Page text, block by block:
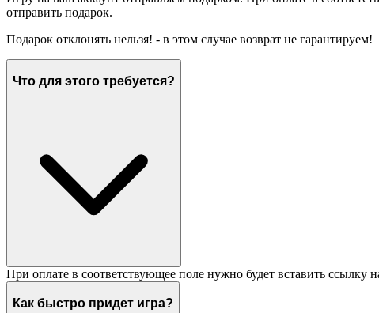
отправить подарок.
Подарок отклонять нельзя! - в этом случае возврат не гарантируем!
Что для этого требуется?
При оплате в соответствующее поле нужно будет вставить ссылку
Как быстро придет игра?